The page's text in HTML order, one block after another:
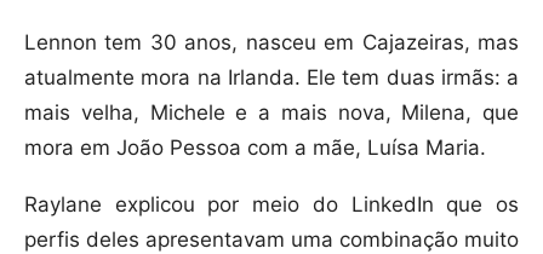
Lennon tem 30 anos, nasceu em Cajazeiras, mas
atualmente mora na Irlanda. Ele tem duas irmãs: a
mais velha, Michele e a mais nova, Milena, que
mora em João Pessoa com a mãe, Luísa Maria.
Raylane explicou por meio do LinkedIn que os
perfis deles apresentavam uma combinação muito